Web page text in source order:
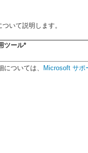
いて説明します。
ツール*
については、 Microsoft サポ